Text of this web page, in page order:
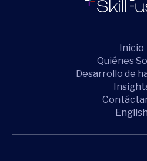
Inicio
Quiénes
Desarrollo de
English